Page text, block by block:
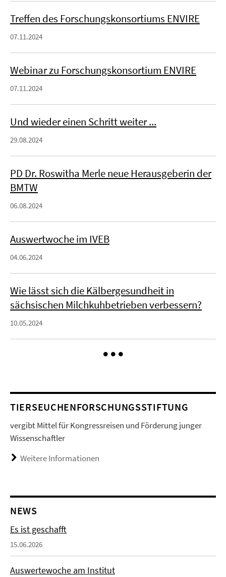
Treffen des Forschungskonsortiums ENVIRE
07.11.2024
Webinar zu Forschungskonsortium ENVIRE
07.11.2024
Und wieder einen Schritt weiter ...
29.08.2024
PD Dr. Roswitha Merle neue Herausgeberin der
BMTW
06.08.2024
Auswertwoche im IVEB
04.06.2024
Wie lässt sich die Kälbergesundheit in
sächsischen Milchkuhbetrieben verbessern?
10.05.2024
TIERSEUCHENFORSCHUNGSSTIFTUNG
vergibt Mittel für Kongressreisen und Förderung junger
Wissenschaftler
Weitere Informationen
NEWS
Es ist geschafft
15.06.2026
Auswertewoche am Institut